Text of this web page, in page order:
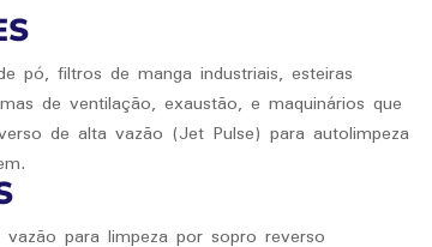
pó, filtros de manga industriais, esteiras
de ventilação, exaustão, e maquinários que
de alta vazão (Jet Pulse) para autolimpeza
para limpeza por sopro reverso